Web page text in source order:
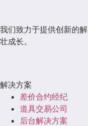
我们致力于提供创新的
壮成长。
解决方案
差价合约经纪
道具交易公司
后台解决方案